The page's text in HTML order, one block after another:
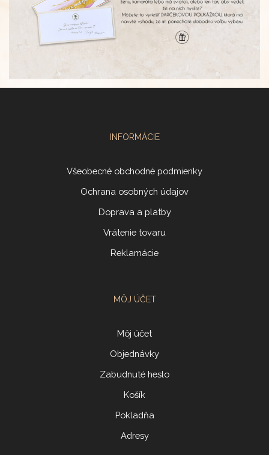
INFORMÁCIE
Všeobecné obchodné podmienky
Ochrana osobných údajov
Doprava a platby
Vrátenie tovaru
Reklamácie
MÔJ ÚČET
Môj účet
Objednávky
Zabudnuté heslo
Košík
Pokladňa
Adresy